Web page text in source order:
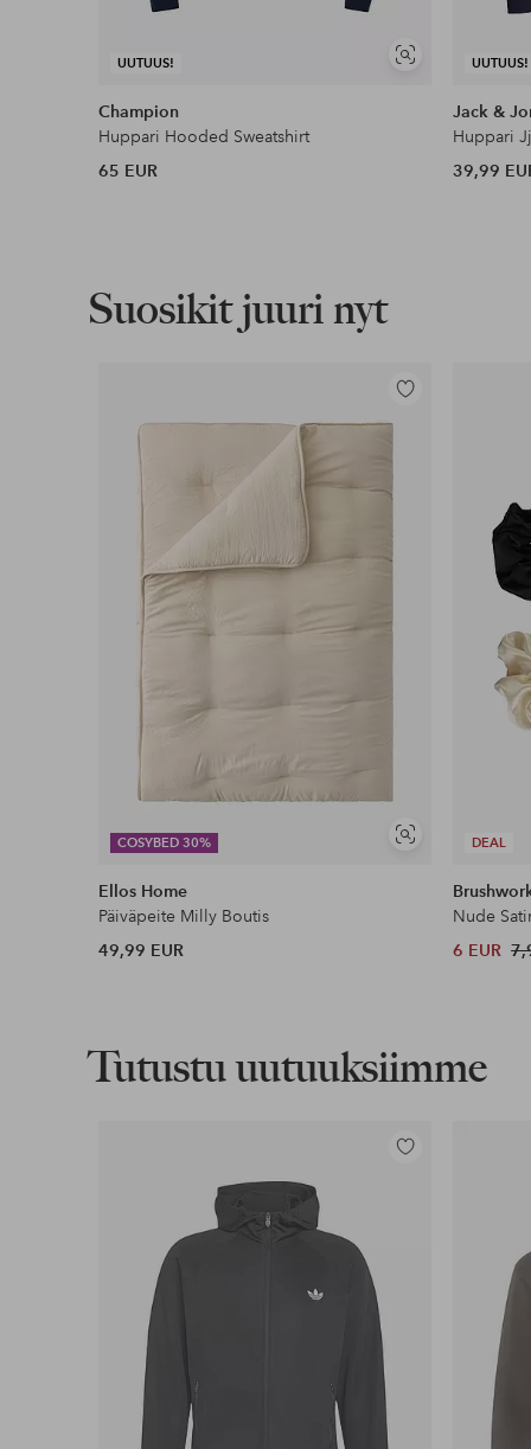
UUTUUS!
Näytä
Champion
Huppari Hooded Sweatshirt
65 EUR
UUTUUS!
Jack &
Huppari
39,99
Suosikit juuri nyt
COSYBED 30%
Näytä
Lisää
suosikkeihin
Ellos Home
Päiväpeite Milly Boutis
49,99 EUR
DEAL
Nude
6 EUR
Tutustu uutuuksiimme
Lisää